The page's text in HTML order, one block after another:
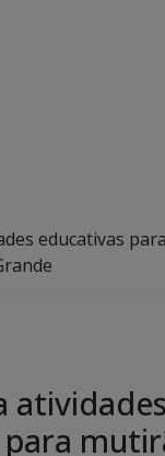
educativas
atividades